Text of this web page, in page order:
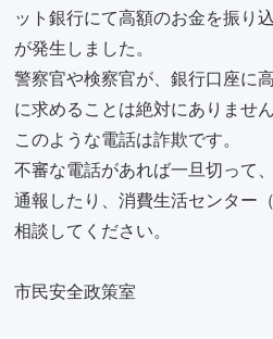
ット銀行にて高額のお金を振り
が発生しました。
警察官や検察官が、銀行口座に
に求めることは絶対にありません
このような電話は詐欺です。
不審な電話があれば一旦切って
通報したり、消費生活センター
相談してください。
市民安全政策室